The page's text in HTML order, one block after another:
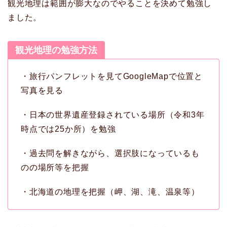
観光地理は範囲が膨大なのでやることを決めて勉強し
ました。
観光地理の勉強方法
・旅行パンフレットを見てGoogleMapで位置と
写真を見る
・日本の世界遺産登録されている場所（令和3年
時点では25か所）を勉強
・過去問を解きながら、選択肢になっているも
のの場所等を把握
・北海道の地理を把握（岬、湖、滝、温泉等）